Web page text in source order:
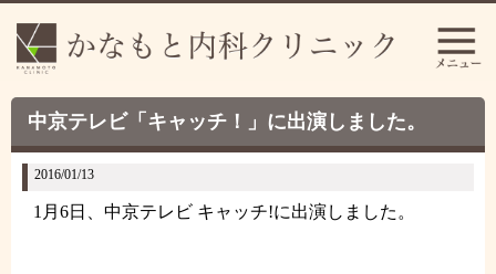
中京テレビ「キャッチ！」に出演しました。
2016/01/13
1月6日、中京テレビ キャッチ!に出演しました。